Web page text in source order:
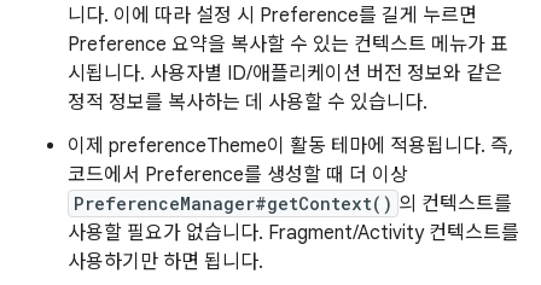
니다. 이에 따라 설정 시 Preference를 길게 누르면
Preference 요약을 복사할 수 있는 컨텍스트 메뉴가 표
시됩니다. 사용자별 ID/애플리케이션 버전 정보와 같은
정적 정보를 복사하는 데 사용할 수 있습니다.
이제 preferenceTheme이 활동 테마에 적용됩니다. 즉,
코드에서 Preference를 생성할 때 더 이상
PreferenceManager#getContext() 의 컨텍스트를
사용할 필요가 없습니다. Fragment/Activity 컨텍스트를
사용하기만 하면 됩니다.